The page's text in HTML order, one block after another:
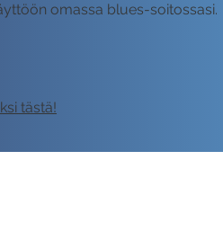
omassa blues-soitossasi.
tästä!